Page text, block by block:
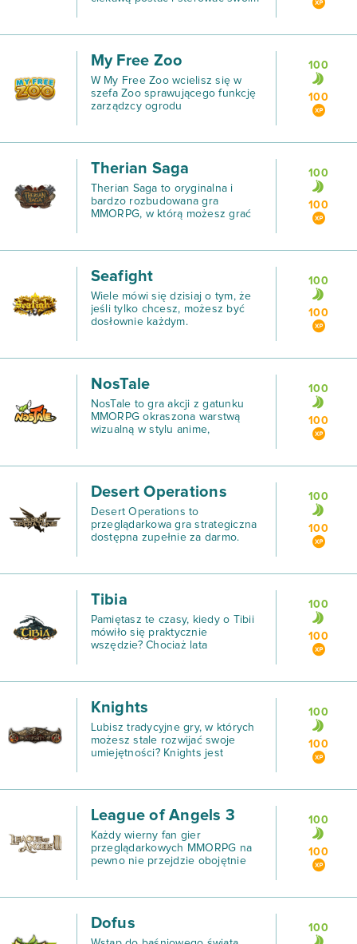
opiekować się swoją parcelą.
My Free Zoo
W My Free Zoo wcielisz się w
szefa Zoo sprawującego funkcję
zarządzcy ogrodu
100
100
Therian Saga
Therian Saga to oryginalna i
bardzo rozbudowana gra
MMORPG, w którą możesz grać
100
100
Seafight
Wiele mówi się dzisiaj o tym, że
jeśli tylko chcesz, możesz być
dosłownie każdym.
100
100
NosTale
NosTale to gra akcji z gatunku
MMORPG okraszona warstwą
wizualną w stylu anime,
aktywną i pomocną
100
100
Desert Operations
Desert Operations to
przeglądarkowa gra strategiczna
dostępna zupełnie za darmo.
100
100
Tibia
Pamiętasz te czasy, kiedy o Tibii
mówiło się praktycznie
wszędzie? Chociaż lata
przyciąga tysiące graczy do
100
100
Knights
Lubisz tradycyjne gry, w których
możesz stale rozwijać swoje
umiejętności? Knights jest
100
100
League of Angels 3
Każdy wierny fan gier
przeglądarkowych MMORPG na
pewno nie przejdzie obojętnie
100
100
Dofus 100